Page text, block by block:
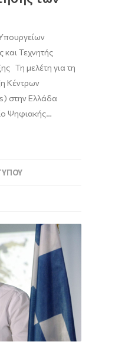
Τεχνητής
Τη μελέτη για τη
Κέντρων
στην Ελλάδα
Ψηφιακής…